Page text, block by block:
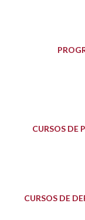
CURSOS DE
CURSOS DE